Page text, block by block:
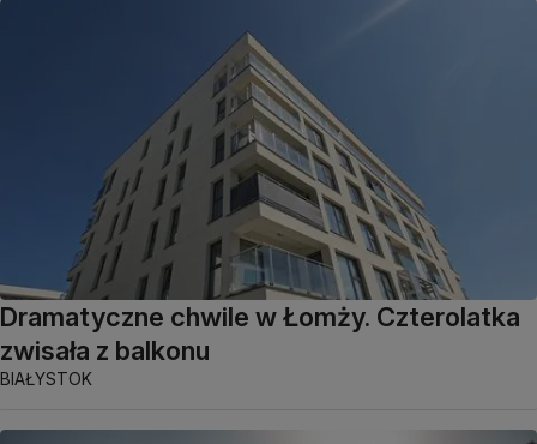
Dramatyczne chwile w Łomży. Czterolatka
zwisała z balkonu
BIAŁYSTOK